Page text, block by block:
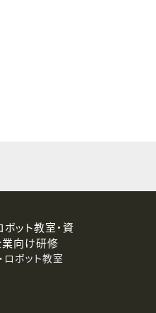
ット教室・資
業向け研修
ロボット教室